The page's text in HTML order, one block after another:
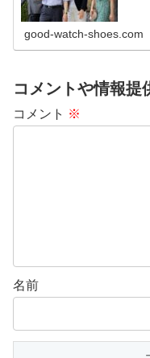
good-watch-shoes.com
コメントや情報提
コメント ※
名前